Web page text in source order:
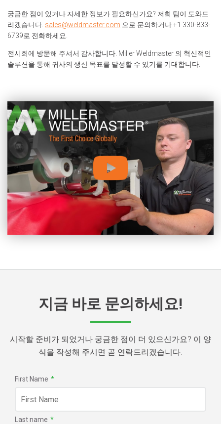
궁금한 점이 있거나 자세한 정보가 필요하신가요? 저희 팀이 도와드
리겠습니다. sales@weldmaster.com 으로 문의하거나 +1 330-833-
6739로 전화하세요.
전시회에 방문해 주셔서 감사합니다. Miller Weldmaster 의 혁신적인
솔루션을 통해 귀사의 생산 목표를 달성할 수 있기를 기대합니다.
지금 바로 문의하세요!
시작할 준비가 되었거나 궁금한 점이 더 있으신가요? 이 양
식을 작성해 주시면 곧 연락드리겠습니다.
First Name *
Last name *